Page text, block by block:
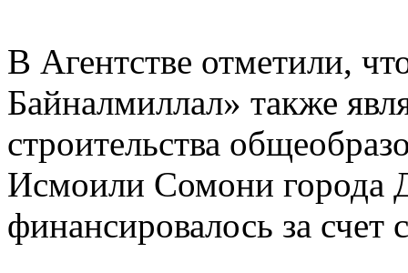
В Агентстве отметили,
Байналмиллал» также
строительства
Исмоили Сомони города
финансировалось за счет